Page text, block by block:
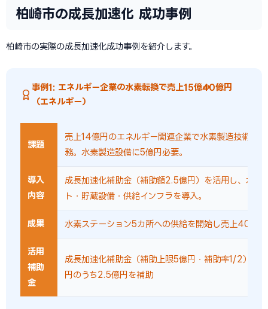
柏崎市の成長加速化 成功事例
柏崎市の実際の成長加速化成功事例を紹介します。
事例1: エネルギー企業の水素転換で売上15億→40億円
（エネルギー）
課題
売上14億円のエネルギー関連企業で水素製造技術へ
務。水素製造設備に5億円必要。
導入
内容
成長加速化補助金（補助額2.5億円）を活用し、水素
ト・貯蔵設備・供給インフラを導入。
成果 水素ステーション5カ所への供給を開始し売上40億
活用
補助
金
成長加速化補助金（補助上限5億円・補助率1/2）で
円のうち2.5億円を補助